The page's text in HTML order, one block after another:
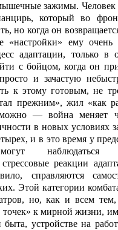
зажимы. Человек
который во
но когда он
«настройки» ему
адаптации, только в
с бойцом, когда он
и зачастую
к этому готовым, не
прежним», жил «как
— война меняет
в новых условиях
и в это время у
наблюдаться
стрессовые реакции
справляются
Этой категории
но, как и всем тем,
точек» к мирной жизни,
устройстве на